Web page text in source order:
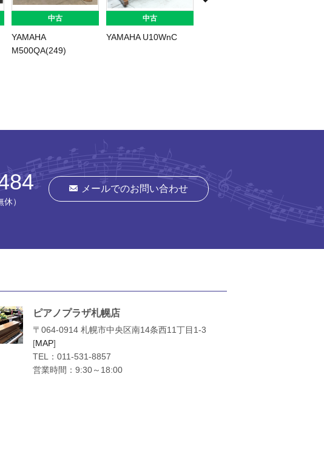
中古
YAMAHA
M500QA(249)
中古
YAMAHA U10WnC
）
メールでのお問い合わせ
ピアノプラザ札幌店
〒064-0914 札幌市中央区南14条西11丁目1-3
[MAP]
TEL： 011-531-8857
営業時間：9:30～18:00